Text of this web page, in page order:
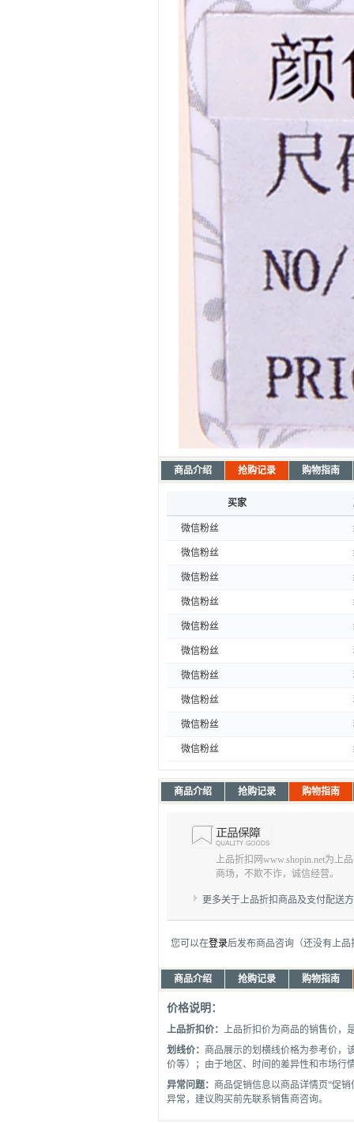
商品介绍 抢购记录 购物指南
买家
微信粉丝
微信粉丝
微信粉丝
微信粉丝
微信粉丝
微信粉丝
微信粉丝
微信粉丝
微信粉丝
微信粉丝
商品介绍 抢购记录 购物指南
上品折扣网www.shopin.net为上
商场，不欺不诈，诚信经营。
更多关于上品折扣商品及支付配送
您可以在登录后发布商品咨询（还没有上品
商品介绍 抢购记录 购物指南
价格说明：
上品折扣价： 上品折扣价为商品的销售价，
划线价： 商品展示的划横线价格为参考价，
价等）；由于地区、时间的差异性和市场行
异常问题： 商品促销信息以商品详情页“促
异常，建议购买前先联系销售商咨询。